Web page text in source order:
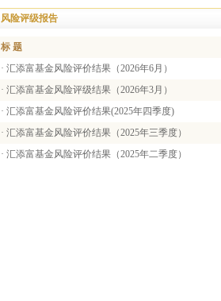
风险评级报告
标 题
· 汇添富基金风险评价结果（2026年6月）
· 汇添富基金风险评级结果（2026年3月）
· 汇添富基金风险评价结果(2025年四季度)
· 汇添富基金风险评价结果（2025年三季度）
· 汇添富基金风险评价结果（2025年二季度）